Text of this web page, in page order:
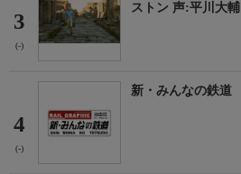
3
(-)
ストン 声:平川大輔
4
(-)
新・みんなの鉄道